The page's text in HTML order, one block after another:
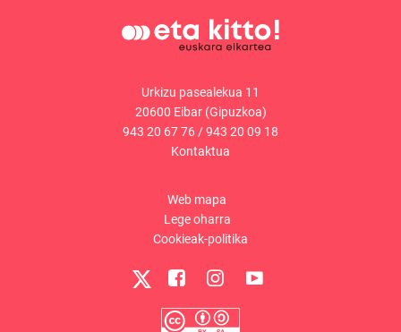
Urkizu pasealekua 11
20600 Eibar (Gipuzkoa)
943 20 67 76 /943 20 09 18
Kontaktua
Web mapa
Lege oharra
Cookieak-politika